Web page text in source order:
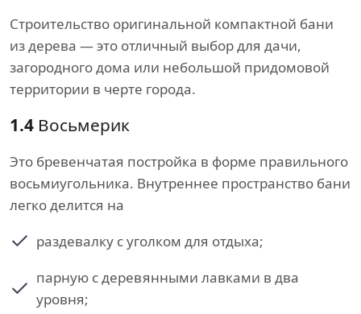
Строительство оригинальной компактной бани
из дерева — это отличный выбор для дачи,
загородного дома или небольшой придомовой
территории в черте города.
1.4 Восьмерик
Это бревенчатая постройка в форме правильного
восьмиугольника. Внутреннее пространство бани
легко делится на
раздевалку с уголком для отдыха;
парную с деревянными лавками в два
уровня;